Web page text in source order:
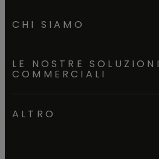
CHI SIAMO
LE NOSTRE SOLUZIONI
COMMERCIALI
ALTRO